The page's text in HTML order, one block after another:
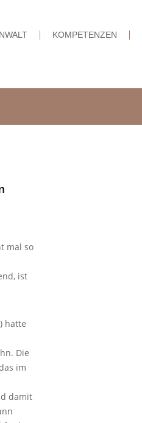
KOMPETENZEN
mal so
ist
) hatte
Die
im
damit